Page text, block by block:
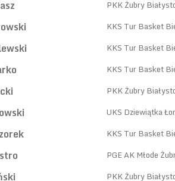
PKK Żubry
KKS Tur Basket
KKS Tur Basket
KKS Tur Basket
PKK Żubry
UKS Dziewiątka
KKS Tur Basket
PGE AK Młode
PKK Żubry